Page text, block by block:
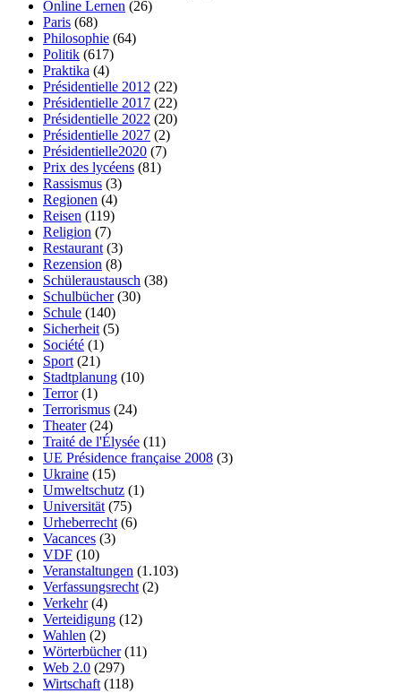
Online Lernen (26)
Paris (68)
Philosophie (64)
Politik (617)
Praktika (4)
Présidentielle 2012 (22)
Présidentielle 2017 (22)
Présidentielle 2022 (20)
Présidentielle 2027 (2)
Présidentielle2020 (7)
Prix des lycéens (81)
Rassismus (3)
Regionen (4)
Reisen (119)
Religion (7)
Restaurant (3)
Rezension (8)
Schüleraustausch (38)
Schulbücher(30)
Schule (140)
Sicherheit (5)
Société (1)
Sport (21)
Stadtplanung (10)
Terror(1)
Terrorismus (24)
Theater(24)
Traité de l'Élysée (11)
UE Présidence française 2008 (3)
Ukraine (15)
Umweltschutz (1)
Universität (75)
Urheberrecht (6)
Vacances (3)
VDF (10)
Veranstaltungen (1.103)
Verfassungsrecht (2)
Verkehr(4)
Verteidigung (12)
Wahlen (2)
Wörterbücher(11)
Web 2.0 (297)
Wirtschaft (118)